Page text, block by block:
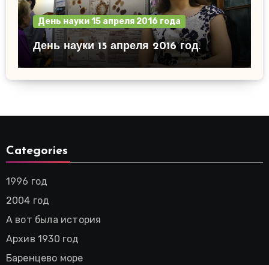
День науки 15 апреля 2016 года
День науки 15 апреля 2016 год.
Categories
1996 год
2004 год
А вот была история
Архив 1930 год
Баренцево море